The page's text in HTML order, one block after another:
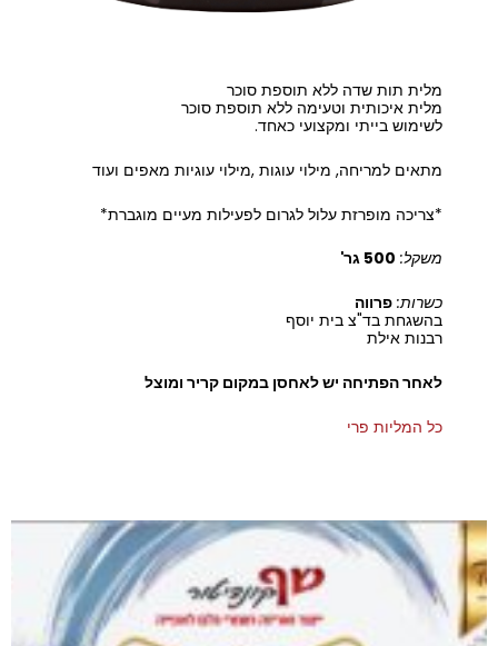
מלית תות שדה ללא תוספת סוכר
מלית איכותית וטעימה ללא תוספת סוכר
לשימוש בייתי ומקצועי כאחד.
מתאים למריחה, מילוי עוגות ,מילוי עוגיות מאפים ועוד
*צריכה מופרזת עלול לגרום לפעילות מעיים מוגברת*
משקל: 500 גר'
כשרות: פרווה
בהשגחת בד"צ בית יוסף
רבנות אילת
לאחר הפתיחה יש לאחסן במקום קריר ומוצל
כל המליות פרי